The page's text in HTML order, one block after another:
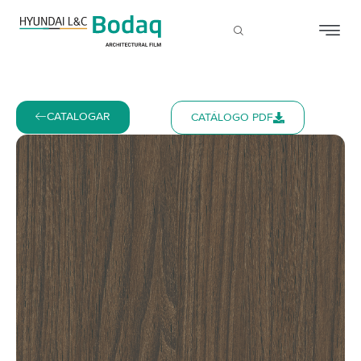
CATALOGAR CATÁLOGO PDF